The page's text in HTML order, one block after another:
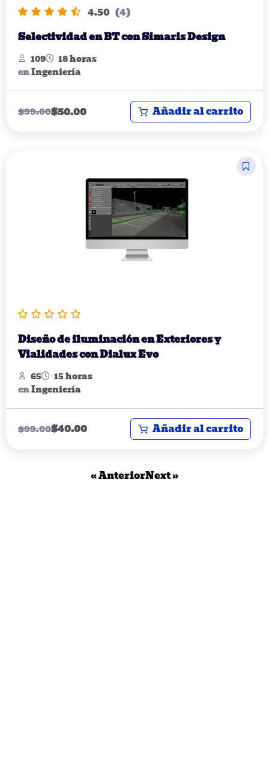
4.50 (4)
Selectividad en BT con Simaris Design
109
18 horas
enIngeniería
$99.00$50.00 Añadir al carrito
Diseño de iluminación en Exteriores y
Vialidades con Dialux Evo
65
15 horas
enIngeniería
$99.00$40.00 Añadir al carrito
« AnteriorNext »